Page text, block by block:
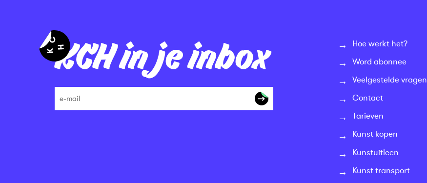
KCH in je inbox
Hoe werkt het?
Word abonnee
Veelgestelde vragen
Contact
Tarieven
Kunst kopen
Kunstuitleen
Kunst transport